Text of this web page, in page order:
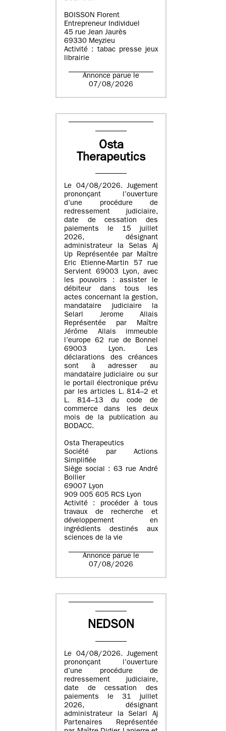
BOISSON Florent
Entrepreneur Individuel
45 rue Jean Jaurès
69330 Meyzieu
Activité : tabac presse jeux
librairie
Annonce parue le
07/08/2026
Osta
Therapeutics
Le 04/08/2026. Jugement
prononçant l’ouverture
d’une procédure de
redressement judiciaire,
date de cessation des
paiements le 15 juillet
2026, désignant
administrateur la Selas Aj
Up Représentée par Maître
Eric Etienne-Martin 57 rue
Servient 69003 Lyon, avec
les pouvoirs : assister le
débiteur dans tous les
actes concernant la gestion,
mandataire judiciaire la
Selarl Jerome Allais
Représentée par Maître
Jérôme Allais immeuble
l’europe 62 rue de Bonnel
69003 Lyon. Les
déclarations des créances
sont à adresser au
mandataire judiciaire ou sur
le portail électronique prévu
par les articles L. 814–2 et
L. 814–13 du code de
commerce dans les deux
mois de la publication au
BODACC.
Osta Therapeutics
Société par Actions
Simplifiée
Siège social : 63 rue André
Bollier
69007 Lyon
909 005 605 RCS Lyon
Activité : procéder à tous
travaux de recherche et
développement en
ingrédients destinés aux
sciences de la vie
Annonce parue le
07/08/2026
NEDSON
Le 04/08/2026. Jugement
prononçant l’ouverture
d’une procédure de
redressement judiciaire,
date de cessation des
paiements le 31 juillet
2026, désignant
administrateur la Selarl Aj
Partenaires Représentée